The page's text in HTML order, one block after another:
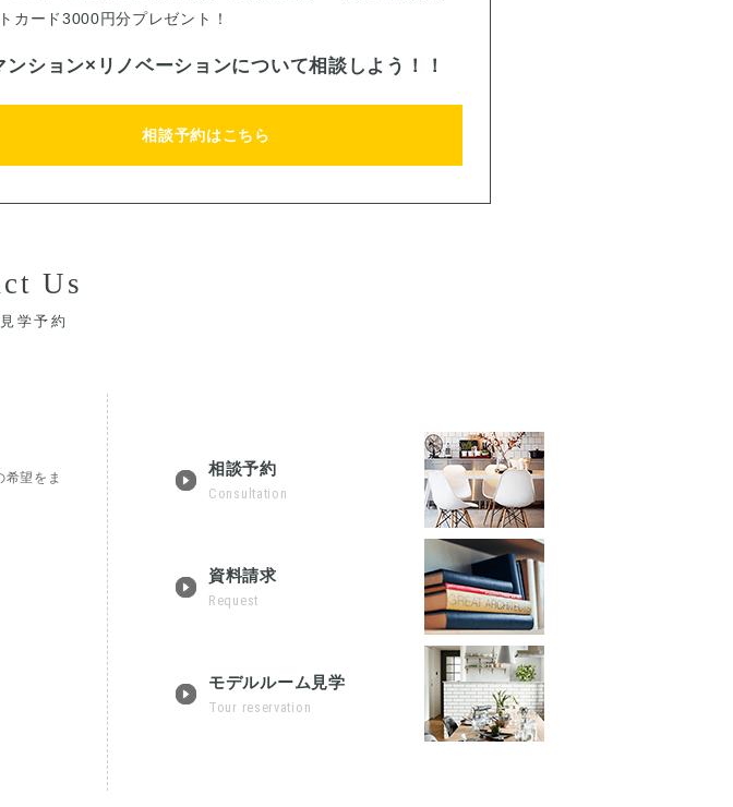
カード3000円分プレゼント！
ンション×リノベーションについて相談しよう！！
相談予約はこちら
Us
学予約
望をま
相談予約
Consultation
資料請求
Request
モデルルーム見学
Tour reservation